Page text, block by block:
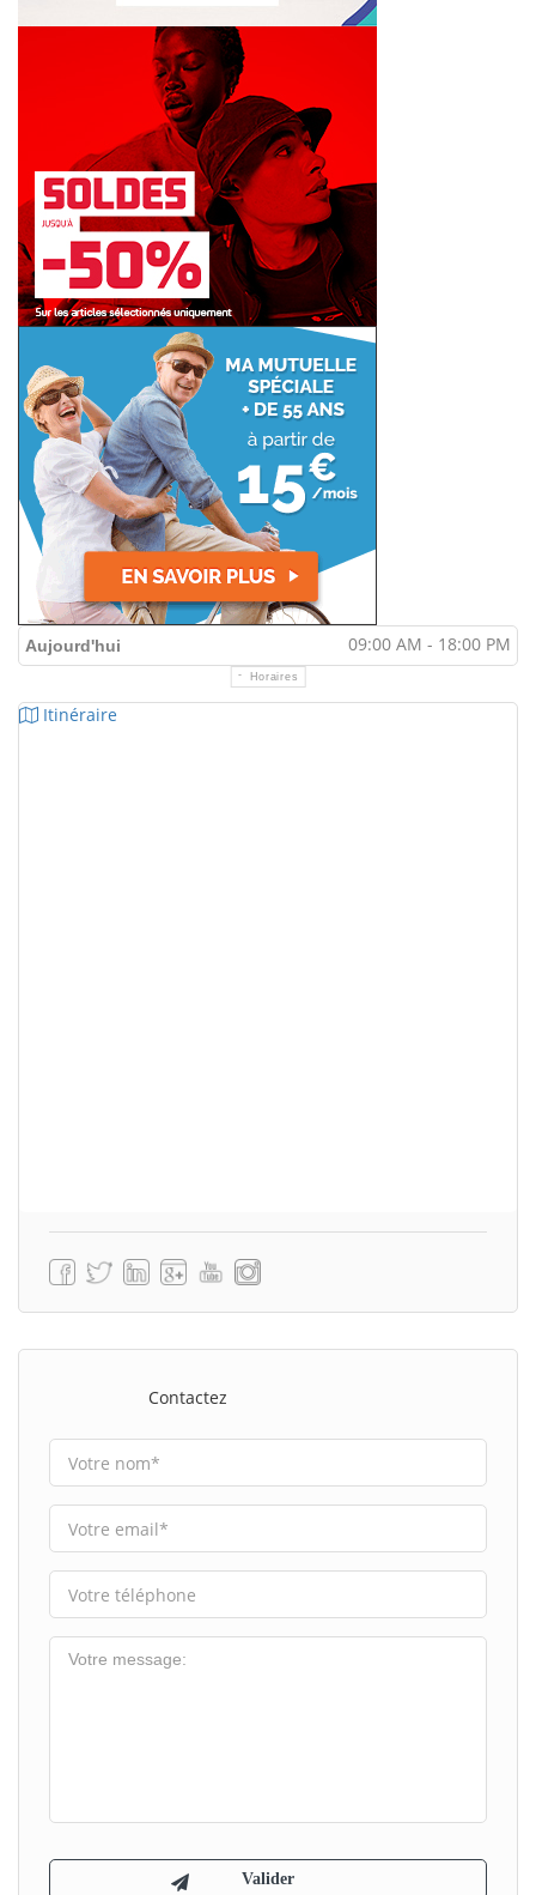
Aujourd'hui 09:00 AM - 18:00 PM
Horaires
Itinéraire
Contactez